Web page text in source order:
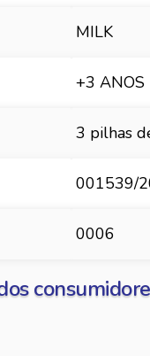
MILK
+3 ANOS
3 pilhas
001539/
0006